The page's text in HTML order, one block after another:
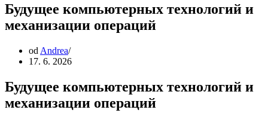
Будущее компьютерных технологий и
механизации операций
od Andrea
17. 6. 2026
Будущее компьютерных технологий и
механизации операций